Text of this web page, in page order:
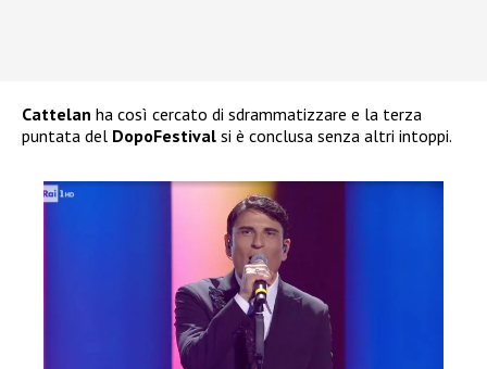
Cattelan ha così cercato di sdrammatizzare e la terza
puntata del DopoFestival si è conclusa senza altri intoppi.